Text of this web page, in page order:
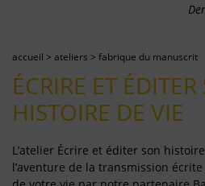
accueil > ateliers > fabrique du manuscrit
ÉCRIRE ET
HISTOIRE DE VIE
L’atelier Écrire et éditer son
l’aventure de la transmission